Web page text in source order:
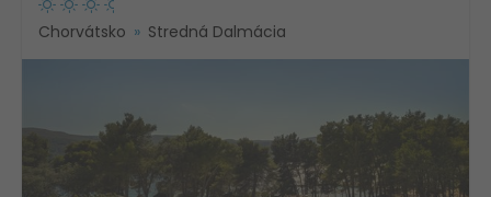
Chorvátsko Stredná Dalmácia